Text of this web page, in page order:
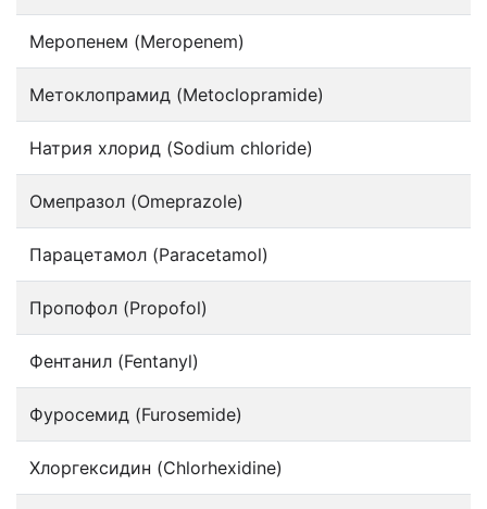
Меропенем (Meropenem)
Метоклопрамид (Metoclopramide)
Натрия хлорид (Sodium chloride)
Омепразол (Omeprazole)
Парацетамол (Paracetamol)
Пропофол (Propofol)
Фентанил (Fentanyl)
Фуросемид (Furosemide)
Хлоргексидин (Chlorhexidine)